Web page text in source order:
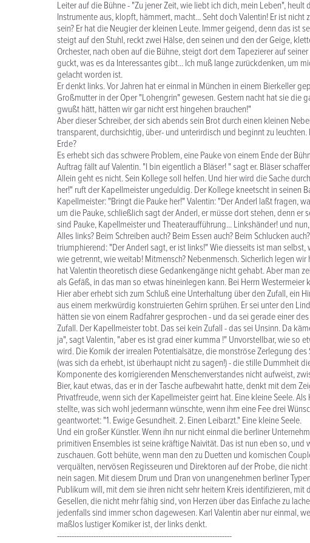
Leiter auf die Bühne - "Zu jener Zeit, wie liebt ich dich, mein Leben", heult
Instrumente aus, klopft, hämmert, macht... Seht doch Valentin! Er ist nicht
sein? Er hat die Neugier der kleinen Leute. Immer geigend, denn das ist
steigt auf den Stuhl, reckt zwei Hälse, den seinen und den der Geige,
Orchester, nach oben auf die Bühne, steigt dort dem Tapezierer auf
guckt, was es da Interessantes gibt... Ich muß lange zurückdenken, um
gelacht worden ist.
Er denkt links. Vor Jahren hat er einmal in München in einem Bierkeller
Großmutter in der Oper "Lohengrin" gewesen. Gestern nacht hat sie die
gwußt hätt, hätten wir gar nicht erst hingehen brauchen!"
Aber dieser Schreiber, der sich abends sein Brot durch einen kleinen
transparent, durchsichtig, über- und unterirdisch und beginnt zu
Erde?
Es erhebt sich das schwere Problem, eine Pauke von einem Ende der
Auftrag fällt auf Valentin. "I bin eigentlich a Bläser! " sagt er. Bläser
Allein geht es nicht. Sein Kollege soll helfen. Und hier wird die Sache
her!" ruft der Kapellmeister ungeduldig. Der Kollege kneetscht in seinen
Kapellmeister: "Bringt die Pauke her!" Valentin: "Der Anderl laßt fragen,
um die Pauke, schließlich sagt der Anderl, er müsse dort stehen, denn er
sind Pauke, Kapellmeister und Theateraufführung... Linkshänder! und
Alles links? Beim Schreiben auch? Beim Essen auch? Beim Schlucken
triumphierend: "Der Anderl sagt, er ist links!" Wie diesseits ist man
wie getrennt, wie weitab! Mitmensch? Nebenmensch. Sicherlich legen
hat Valentin theoretisch diese Gedankengänge nicht gehabt. Aber man
als Gefäß, in das man so etwas hineinlegen kann. Bei Herrn
Hier aber erhebt sich zum Schluß eine Unterhaltung über den Zufall, ein
aus einem merkwürdig konstruierten Gehirn sprühen. Er sei unter den
hätten sie von einem Radfahrer gesprochen - und da sei gerade einer
Zufall. Der Kapellmeister tobt. Das sei kein Zufall - das sei Unsinn. Da
ja", sagt Valentin, "aber es ist grad einer kumma !" Unvorstellbar, wie so
wird. Die Komik der irrealen Potentialsätze, die monströse Zerlegung des
(was sich da erhebt, ist überhaupt nicht zu sagen!) - die stille Dummheit
Komponente des korrigierenden Menschenverstandes nicht aufweist,
Bier, kaut etwas, das er in der Tasche aufbewahrt hatte, denkt mit dem
Privatfreude, wenn sich der Kapellmeister geirrt hat. Eine kleine Seele.
stellte, was sich wohl jedermann wünschte, wenn ihm eine Fee drei
geantwortet: "1. Ewige Gesundheit. 2. Einen Leibarzt." Eine kleine Seele.
Und ein großer Künstler. Wenn ihn nur nicht einmal die berliner
primitiven Ensembles ist seine kräftige Naivität. Das ist nun eben so, und
zuschauen. Gott behüte, wenn man den zu Duetten und komischen
verquälten, nervösen Regisseuren und Direktoren auf der Probe, die
nein sagen. Mit diesem Drum und Dran von unangenehmen berliner
Publikum will, mit dem sie ihren nicht sehr heitern Kreis identifizieren,
Gesellen, die nicht mehr fähig sind, von Herzen über das Einfache zu
jedenfalls sind immer schon dagewesen. Karl Valentin aber nur einmal,
maßlos lustiger Komiker ist, der links denkt.
------------------------------------------------------------------------